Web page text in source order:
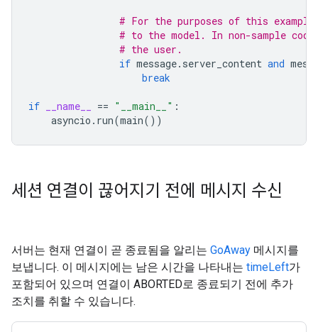
# For the purposes of this
# to the model. In non-sample
# the user.
if message. server_content and
break
if __name__ == "__main__" :
asyncio . run(main())
세션 연결이 끊어지기 전에 메시지 수신
서버는 현재 연결이 곧 종료됨을 알리는 GoAway 메시지를
보냅니다. 이 메시지에는 남은 시간을 나타내는 timeLeft가
포함되어 있으며 연결이 ABORTED로 종료되기 전에 추가
조치를 취할 수 있습니다.